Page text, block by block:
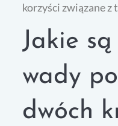
korzyści związane z
Jakie
wady
dwóch